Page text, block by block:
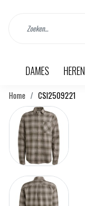
DAMES HEREN
Home CSI2509221